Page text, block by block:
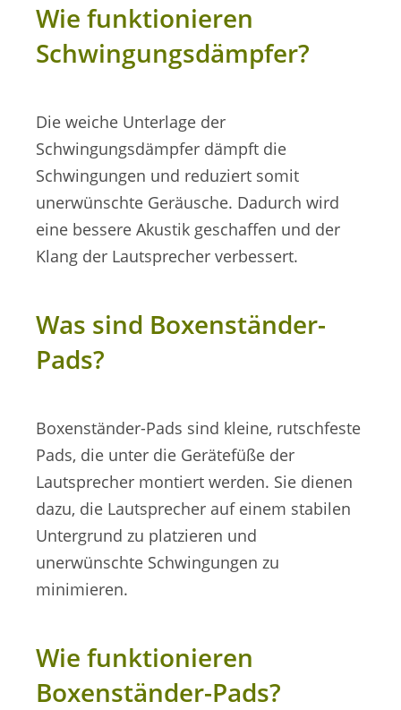
Wie funktionieren
Schwingungsdämpfer?
Die weiche Unterlage der
Schwingungsdämpfer dämpft die
Schwingungen und reduziert somit
unerwünschte Geräusche. Dadurch wird
eine bessere Akustik geschaffen und der
Klang der Lautsprecher verbessert.
Was sind Boxenständer-
Pads?
Boxenständer-Pads sind kleine, rutschfeste
Pads, die unter die Gerätefüße der
Lautsprecher montiert werden. Sie dienen
dazu, die Lautsprecher auf einem stabilen
Untergrund zu platzieren und
unerwünschte Schwingungen zu
minimieren.
Wie funktionieren
Boxenständer-Pads?